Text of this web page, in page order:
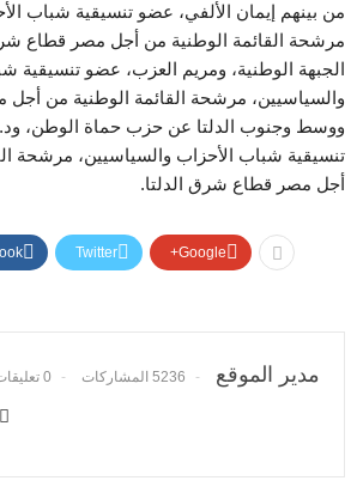
من بينهم إيمان الألفي، عضو تنسيقية شباب
مرشحة القائمة الوطنية من أجل مصر قطاع
الجبهة الوطنية، ومريم العزب، عضو تنسيقية
والسياسيين، مرشحة القائمة الوطنية من أجل
ووسط وجنوب الدلتا عن حزب حماة الوطن،
تنسيقية شباب الأحزاب والسياسيين، مرشحة
أجل مصر قطاع شرق الدلتا.
Twitter Google+
مدير الموقع 5236 المشاركات 0 تعليقات